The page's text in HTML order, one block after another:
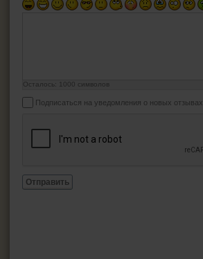
Осталось: 1000 символов
Подписаться на уведомления о новых отзывах
Отправить